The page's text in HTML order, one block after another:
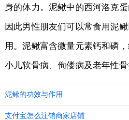
身的体力。泥鳅中的西河洛克
因此男性朋友们可以常食用泥
用。泥鳅富含微量元素钙和磷
小儿软骨病、佝偻病及老年性骨
泥鳅的功效与作用
支付宝怎么注销商家店铺